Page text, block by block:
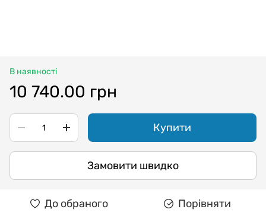
В наявності
10 740.00 грн
Купити
Замовити швидко
До обраного Порівняти